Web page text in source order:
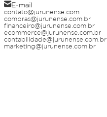
E-mail
contato@jurunense.com
compras@jurunense.com.br
financeiro@jurunense.com.br
ecommerce@jurunense.com.br
contabilidade@jurunense.com.br
marketing@jurunense.com.br